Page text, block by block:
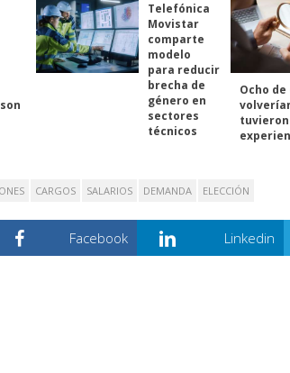
Telefónica
Movistar
comparte
modelo
para reducir
brecha de
género en
sectores
técnicos
Ocho
tuvieron
CARGOS SALARIOS DEMANDA ELECCIÓN
Facebook Linkedin